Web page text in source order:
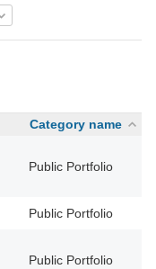
Category name
Public Portfolio
Public Portfolio
Public Portfolio